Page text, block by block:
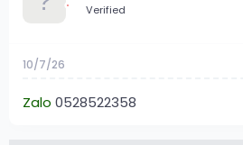
Verified
10/7/26
Zalo 0528522358